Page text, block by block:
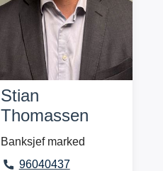
Stian
Thomassen
Banksjef marked
96040437